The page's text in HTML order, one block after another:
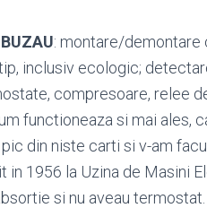
: montare/
inclusiv ecologic;
compresoare, relee
functioneaza si mai ales,
din niste carti si v-am
in 1956 la Uzina de Masini
si nu aveau termostat.